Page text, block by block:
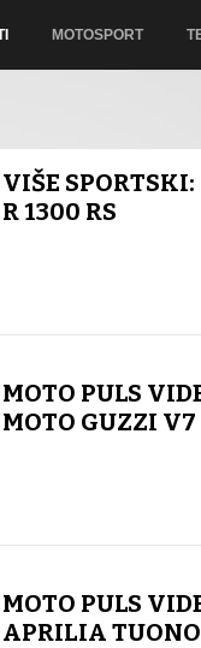
MOTOSPORT
VIŠE
R 1300 RS
MOTO PULS
MOTO GUZZI V7
MOTO PULS
APRILIA